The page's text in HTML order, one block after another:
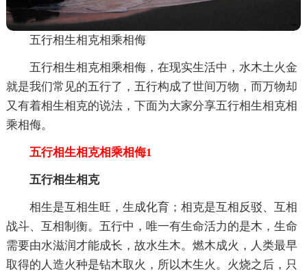
五行相生相克相乘相侮
五行相生相克相乘相侮，在现实生活中，水木土火金
就是我们常见的五行了，五行构成了世间万物，而万物却
又有着相生相克的说法，下面为大家分享五行相生相克相
乘相侮。
五行相生相克相乘相侮1
五行相生相克
相生是互相生旺，生成化育；相克是互相反驳、互相
战斗、互相制衡。五行中，唯一有生命活力的是木，生命
需要由水滋润才能成长，故水生木。燃木成火，人类最早
取得的人造火种是钻木取火，所以木生火。火烧之后，只